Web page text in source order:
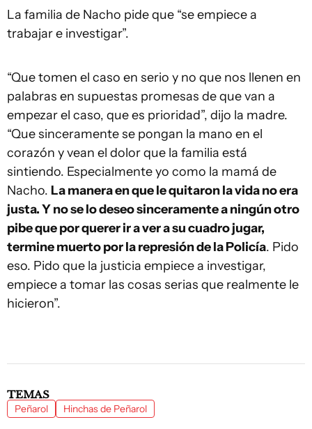
La familia de Nacho pide que “se empiece a
trabajar e investigar”.
“Que tomen el caso en serio y no que nos llenen en
palabras en supuestas promesas de que van a
empezar el caso, que es prioridad”, dijo la madre.
“Que sinceramente se pongan la mano en el
corazón y vean el dolor que la familia está
sintiendo. Especialmente yo como la mamá de
Nacho. La manera en que le quitaron la vida no era
justa. Y no se lo deseo sinceramente a ningún otro
pibe que por querer ir a ver a su cuadro jugar,
termine muerto por la represión de la Policía. Pido
eso. Pido que la justicia empiece a investigar,
empiece a tomar las cosas serias que realmente le
hicieron”.
TEMAS
Peñarol Hinchas de Peñarol